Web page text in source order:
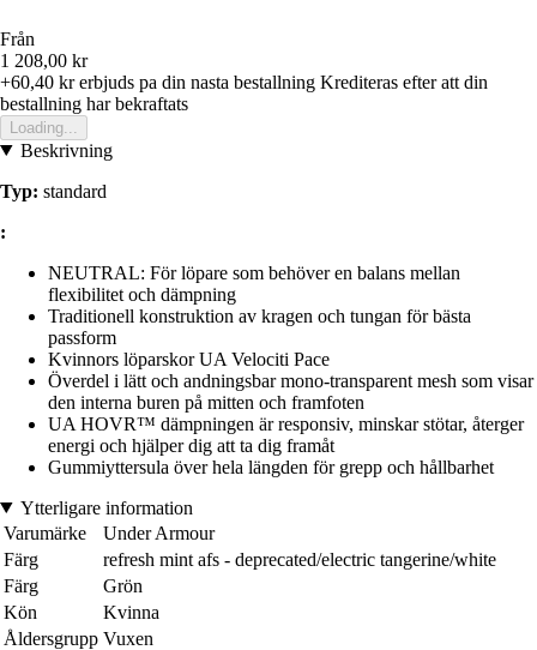
Från
1 208,00 kr
+60,40 krerbjuds pa din nasta bestallning Krediteras efter att din
bestallning har bekraftats
Loading...
Beskrivning
Typ: standard
:
NEUTRAL: För löpare som behöver en balans mellan
flexibilitet och dämpning
Traditionell konstruktion av kragen och tungan för bästa
passform
Kvinnors löparskor UA Velociti Pace
Överdel i lätt och andningsbar mono-transparent mesh som visar
den interna buren på mitten och framfoten
UA HOVR™ dämpningen är responsiv, minskar stötar, återger
energi och hjälper dig att ta dig framåt
Gummiyttersula över hela längden för grepp och hållbarhet
Ytterligare information
Varumärke
Under Armour
Färg
refresh mint afs - deprecated/electric tangerine/white
Färg
Grön
Kön
Kvinna
Åldersgrupp Vuxen